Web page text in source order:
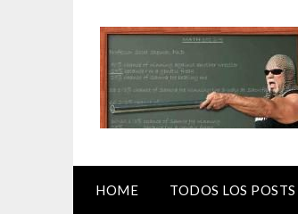
HOME TODOS LOS POSTS